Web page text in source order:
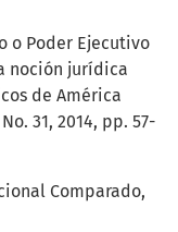
o Poder Ejecutivo
noción jurídica
de América
31, 2014, pp. 57-
Comparado,